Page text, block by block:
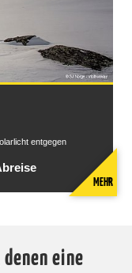
entgegen
MEHR
denen eine